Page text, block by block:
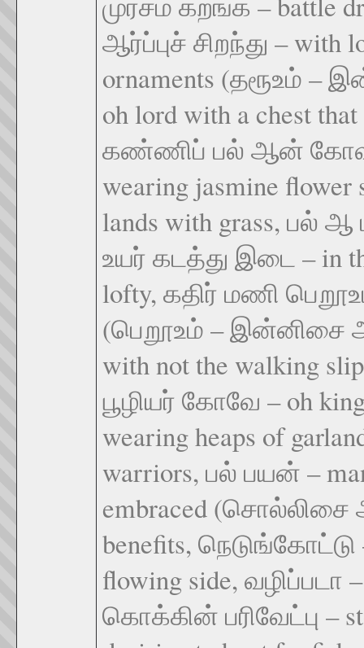
ஆர்ப்புச் சிறந்து – with
ornaments (தரூஉம்
oh lord with a chest
கண்ணிப் பல் ஆன் கோவலர்
wearing jasmine
lands with grass, பல் ஆ
உயர் கடத்து இடை – in
lofty, கதிர் மணி
(பெறூஉம் – இன்னிசை
with not the walking
பூழியர் கோவே – oh
wearing heaps of
warriors, பல் பயன் –
embraced
benefits, நெடுங்கோட்டு
flowing side, வழிப்படா
கொக்கின் பரிவேட்பு –